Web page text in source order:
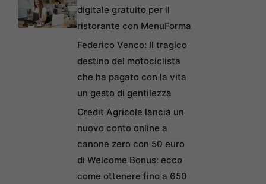
digitale gratuito per il
ristorante con MenuForma
Federico Venco: Il tragico
destino del motociclista
che ha pagato con la vita
un gesto di gentilezza
Credit Agricole lancia un
nuovo conto online a
canone zero con 50 euro
di Welcome Bonus: ecco
come ottenere fino a 650